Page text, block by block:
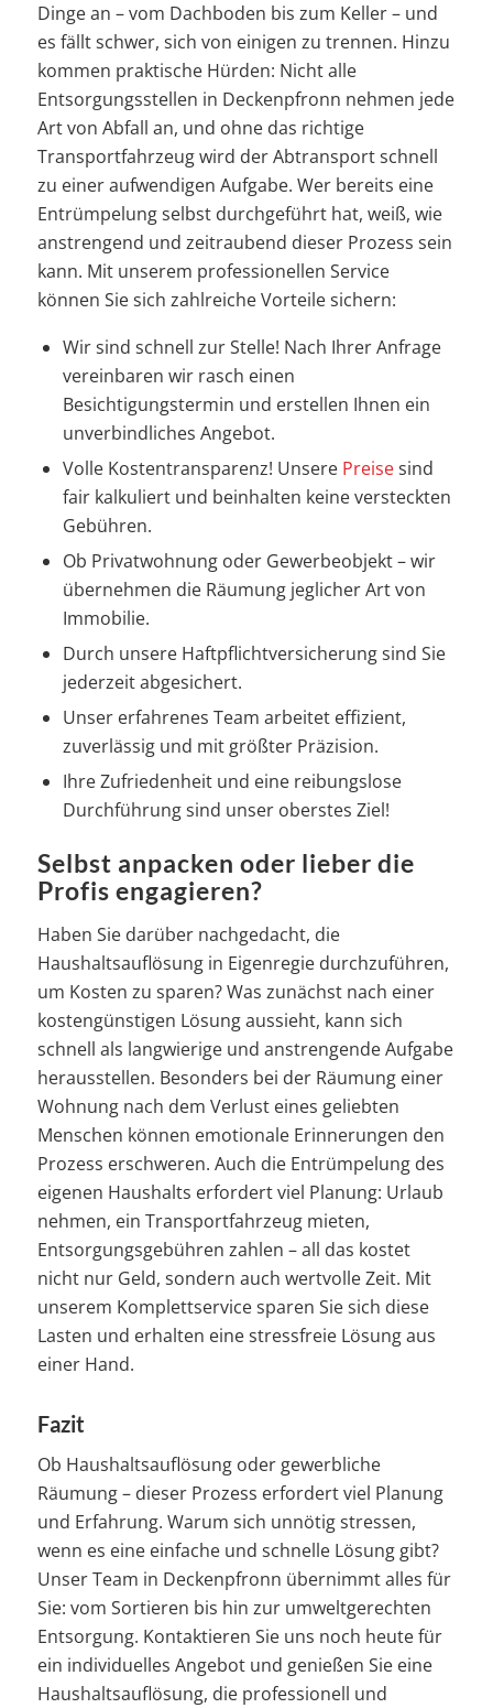
Dinge an – vom Dachboden bis zum Keller – und
es fällt schwer, sich von einigen zu trennen. Hinzu
kommen praktische Hürden: Nicht alle
Entsorgungsstellen in Deckenpfronn nehmen jede
Art von Abfall an, und ohne das richtige
Transportfahrzeug wird der Abtransport schnell
zu einer aufwendigen Aufgabe. Wer bereits eine
Entrümpelung selbst durchgeführt hat, weiß, wie
anstrengend und zeitraubend dieser Prozess sein
kann. Mit unserem professionellen Service
können Sie sich zahlreiche Vorteile sichern:
Wir sind schnell zur Stelle! Nach Ihrer Anfrage
vereinbaren wir rasch einen
Besichtigungstermin und erstellen Ihnen ein
unverbindliches Angebot.
Volle Kostentransparenz! Unsere Preisesind
fair kalkuliert und beinhalten keine versteckten
Gebühren.
Ob Privatwohnung oder Gewerbeobjekt – wir
übernehmen die Räumung jeglicher Art von
Immobilie.
Durch unsere Haftpflichtversicherung sind Sie
jederzeit abgesichert.
Unser erfahrenes Team arbeitet effizient,
zuverlässig und mit größter Präzision.
Ihre Zufriedenheit und eine reibungslose
Durchführung sind unser oberstes Ziel!
Selbst anpacken oder lieber die
Profis engagieren?
Haben Sie darüber nachgedacht, die
Haushaltsauflösung in Eigenregie durchzuführen,
um Kosten zu sparen? Was zunächst nach einer
kostengünstigen Lösung aussieht, kann sich
schnell als langwierige und anstrengende Aufgabe
herausstellen. Besonders bei der Räumung einer
Wohnung nach dem Verlust eines geliebten
Menschen können emotionale Erinnerungen den
Prozess erschweren. Auch die Entrümpelung des
eigenen Haushalts erfordert viel Planung: Urlaub
nehmen, ein Transportfahrzeug mieten,
Entsorgungsgebühren zahlen – all das kostet
nicht nur Geld, sondern auch wertvolle Zeit. Mit
unserem Komplettservice sparen Sie sich diese
Lasten und erhalten eine stressfreie Lösung aus
einer Hand.
Fazit
Ob Haushaltsauflösung oder gewerbliche
Räumung – dieser Prozess erfordert viel Planung
und Erfahrung. Warum sich unnötig stressen,
wenn es eine einfache und schnelle Lösung gibt?
Unser Team in Deckenpfronn übernimmt alles für
Sie: vom Sortieren bis hin zur umweltgerechten
Entsorgung. Kontaktieren Sie uns noch heute für
ein individuelles Angebot und genießen Sie eine
Haushaltsauflösung, die professionell und